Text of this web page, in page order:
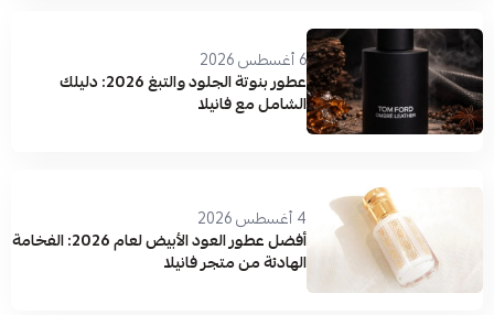
6 أغسطس 2026
عطور بنوتة الجلود والتبغ 2026: دليلك
الشامل مع فانيلا
4 أغسطس 2026
أفضل عطور العود الأبيض لعام 2026: الفخامة
الهادئة من متجر فانيلا